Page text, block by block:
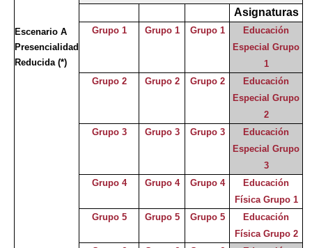
Escenario A
Presencialidad
Reducida(*)
Asignaturas
Grupo 1 Grupo 1 Grupo 1
Educación
Especial Grupo
1
Grupo 2
Grupo 2 Grupo 2
Educación
Especial Grupo
2
Grupo 3
Grupo 3 Grupo 3
Educación
Especial Grupo
3
Grupo 4
Grupo 4 Grupo 4
Educación
Física Grupo 1
Grupo 5
Grupo 5 Grupo 5
Educación
Física Grupo 2